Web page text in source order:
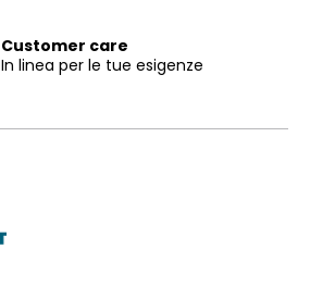
Customer care
In linea per le tue esigenze